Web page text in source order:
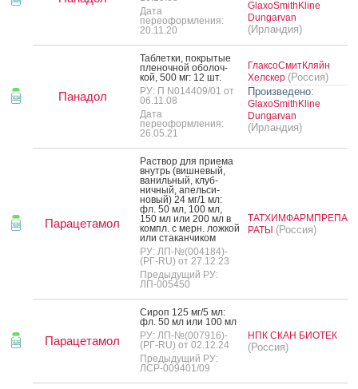
Дата
переоформления:
20.11.20
GlaxoSmithKline
Dungarvan
(Ирландия)
Панадол
Таб­летки, пок­ры­тые
пле­ноч­ной обо­лоч­
кой, 500 мг: 12 шт.
РУ: П N014409/01 от
06.11.08
Дата
переоформления:
26.05.21
ГлаксоСмитКляйн
Хелскер (Россия)
Произведено:
GlaxoSmithKline
Dungarvan
(Ирландия)
Парацетамол
Рас­твор для при­ема
внутрь (виш­не­вый,
ва­ниль­ный, клуб­
ничный, апель­си­
новый) 24 мг/1 мл:
фл. 50 мл, 100 мл,
150 мл или 200 мл в
компл. с мерн. лож­кой
или ста­кан­чи­ком
РУ: ЛП-№(004184)-
(РГ-RU) от 27.12.23
Предыдущий РУ:
ЛП-005450
ТАТХИМФАРМПРЕПА
РАТЫ (Россия)
Парацетамол
Си­роп 125 мг/5 мл:
фл. 50 мл или 100 мл
РУ: ЛП-№(007916)-
(РГ-RU) от 02.12.24
Предыдущий РУ:
ЛСР-009401/09
НПК СКАН БИОТЕК
(Россия)